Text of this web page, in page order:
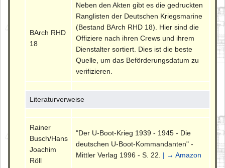
BArch RHD
18
Neben den Akten gibt es die gedruckten
Ranglisten der Deutschen Kriegsmarine
(Bestand BArch RHD 18). Hier sind die
Offiziere nach ihren Crews und ihrem
Dienstalter sortiert. Dies ist die beste
Quelle, um das Beförderungsdatum zu
verifizieren.
Literaturverweise
Rainer
Busch/Hans
Joachim
Röll
"Der U-Boot-Krieg 1939 - 1945 - Die
deutschen U-Boot-Kommandanten" -
Mittler Verlag 1996 - S. 22. | → Amazon